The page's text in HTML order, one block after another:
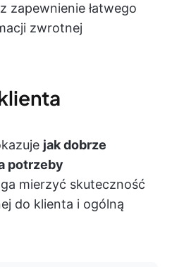
zapewnienie łatwego
zwrotnej
jak dobrze
potrzeby
mierzyć skuteczność
do klienta i ogólną